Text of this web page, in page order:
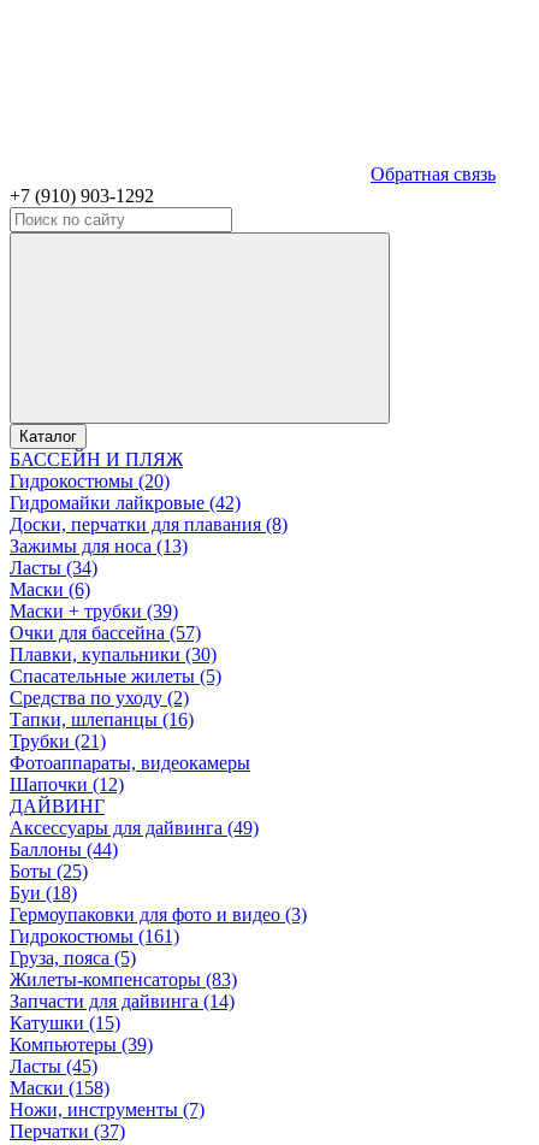
Обратная связь
+7 (910) 903-1292
Каталог
БАССЕЙН И ПЛЯЖ
Гидрокостюмы (20)
Гидромайки лайкровые (42)
Доски, перчатки для плавания (8)
Зажимы для носа (13)
Ласты (34)
Маски (6)
Маски + трубки (39)
Очки для бассейна (57)
Плавки, купальники (30)
Спасательные жилеты (5)
Средства по уходу (2)
Тапки, шлепанцы (16)
Трубки (21)
Фотоаппараты, видеокамеры
Шапочки (12)
ДАЙВИНГ
Аксессуары для дайвинга (49)
Баллоны (44)
Боты (25)
Буи (18)
Гермоупаковки для фото и видео (3)
Гидрокостюмы (161)
Груза, пояса (5)
Жилеты-компенсаторы (83)
Запчасти для дайвинга (14)
Катушки (15)
Компьютеры (39)
Ласты (45)
Маски (158)
Ножи, инструменты (7)
Перчатки (37)